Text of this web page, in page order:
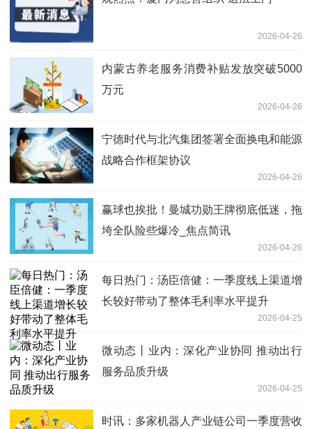
2026-04-26
内蒙古养老服务消费补贴发放突破5000
万元
2026-04-26
宁德时代与北汽集团签署全面换电和能源
战略合作框架协议
2026-04-26
赢球也挨批！曼城功勋王牌彻底低迷，拖
垮全队险些爆冷_焦点简讯
2026-04-26
每日热门：汤臣倍健：一季度线上渠道增
长较好带动了整体毛利率水平提升
2026-04-25
微动态丨业内：深化产业协同 推动出行
服务品质升级
2026-04-25
时讯：多家机器人产业链公司一季度营收